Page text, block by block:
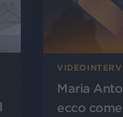
Maria
ecco